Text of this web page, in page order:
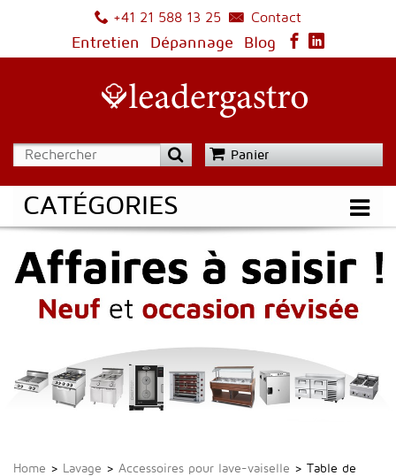
+41 21 588 13 25
Contact
Entretien
Dépannage Blog
Panier
CATÉGORIES
Home > Lavage > Accessoires pour lave-vaiselle > Table de